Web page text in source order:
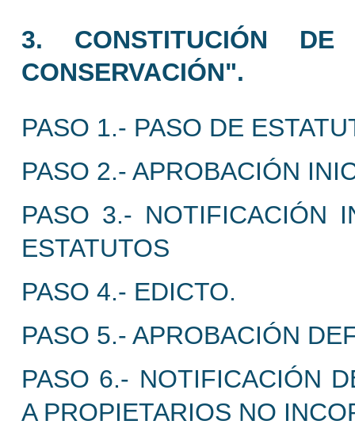
3. CONSTITUCIÓN DE
CONSERVACIÓN".
PASO 1.- PASO DE
PASO 2.- APROBACIÓN
PASO 3.- NOTIFICACIÓN
ESTATUTOS
PASO 4.- EDICTO.
PASO 5.- APROBACIÓN
PASO 6.- NOTIFICACIÓN
A PROPIETARIOS NO